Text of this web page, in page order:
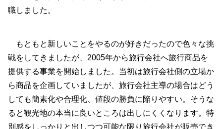
職しました。
もともと新しいことをやるのが好きだったので色々な挑
戦をしてきましたが、2005年から旅行会社へ旅行商品を
提供する事業を開始しました。当初は旅行会社側の立場か
ら商品を企画していましたが、旅行会社主導の場合はどう
しても簡素化や合理化、値段の勝負に陥りやすい。そうな
ると観光地の本当に良いところは出しにくくなります。特
別感をしっかりと出しつつ可能な限り旅行会社が販売でき